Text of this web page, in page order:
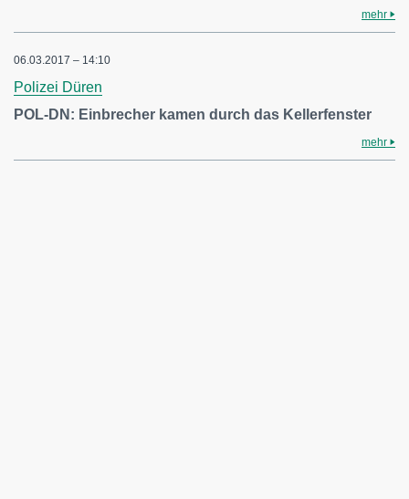
mehr
06.03.2017 – 14:10
Polizei Düren
POL-DN: Einbrecher kamen durch das Kellerfenster
mehr